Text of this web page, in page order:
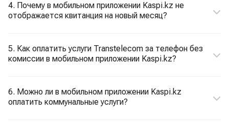
4. Почему в мобильном приложении Kaspi.kz не
отображается квитанция на новый месяц?
5. Как оплатить услуги Transtelecom за телефон без
комиссии в мобильном приложении Kaspi.kz?
6. Можно ли в мобильном приложении Kaspi.kz
оплатить коммунальные услуги?